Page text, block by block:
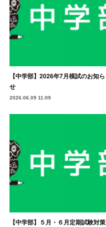
【中学部】2026年7月模試のお知ら
せ
2026.06.09 11:09
【中学部】５月・６月定期試験対策